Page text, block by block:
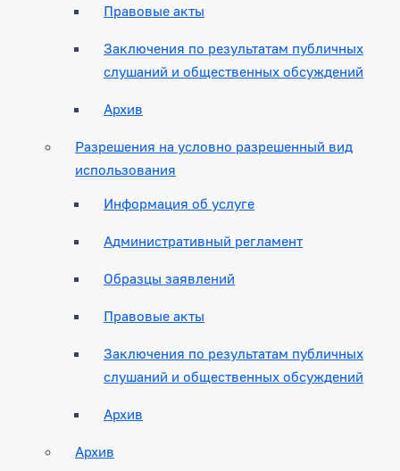
Правовые акты
Заключения по результатам публичных
слушаний и общественных обсуждений
Архив
Разрешения на условно разрешенный вид
использования
Информация об услуге
Административный регламент
Образцы заявлений
Правовые акты
Заключения по результатам публичных
слушаний и общественных обсуждений
Архив
Архив